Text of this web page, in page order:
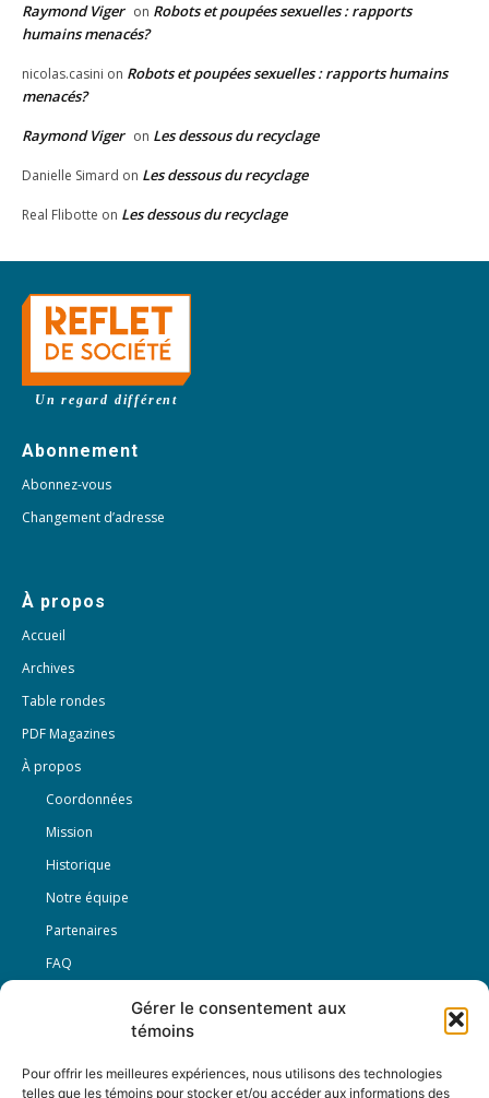
Gérer le consentement aux
témoins
Pour offrir les meilleures expériences, nous utilisons des technologies
telles que les témoins pour stocker et/ou accéder aux informations des
Raymond Viger on Robots et poupées sexuelles : rapports
humains menacés?
nicolas.casini on Robots et poupées sexuelles : rapports humains
menacés?
Raymond Viger on Les dessous du recyclage
Danielle Simard on Les dessous du recyclage
Real Flibotte on Les dessous du recyclage
Un regard différent
Abonnement
Abonnez-vous
Changement d’adresse
À propos
Accueil
Archives
Table rondes
PDF Magazines
À propos
Coordonnées
Mission
Historique
Notre équipe
Partenaires
FAQ
Conditions générales